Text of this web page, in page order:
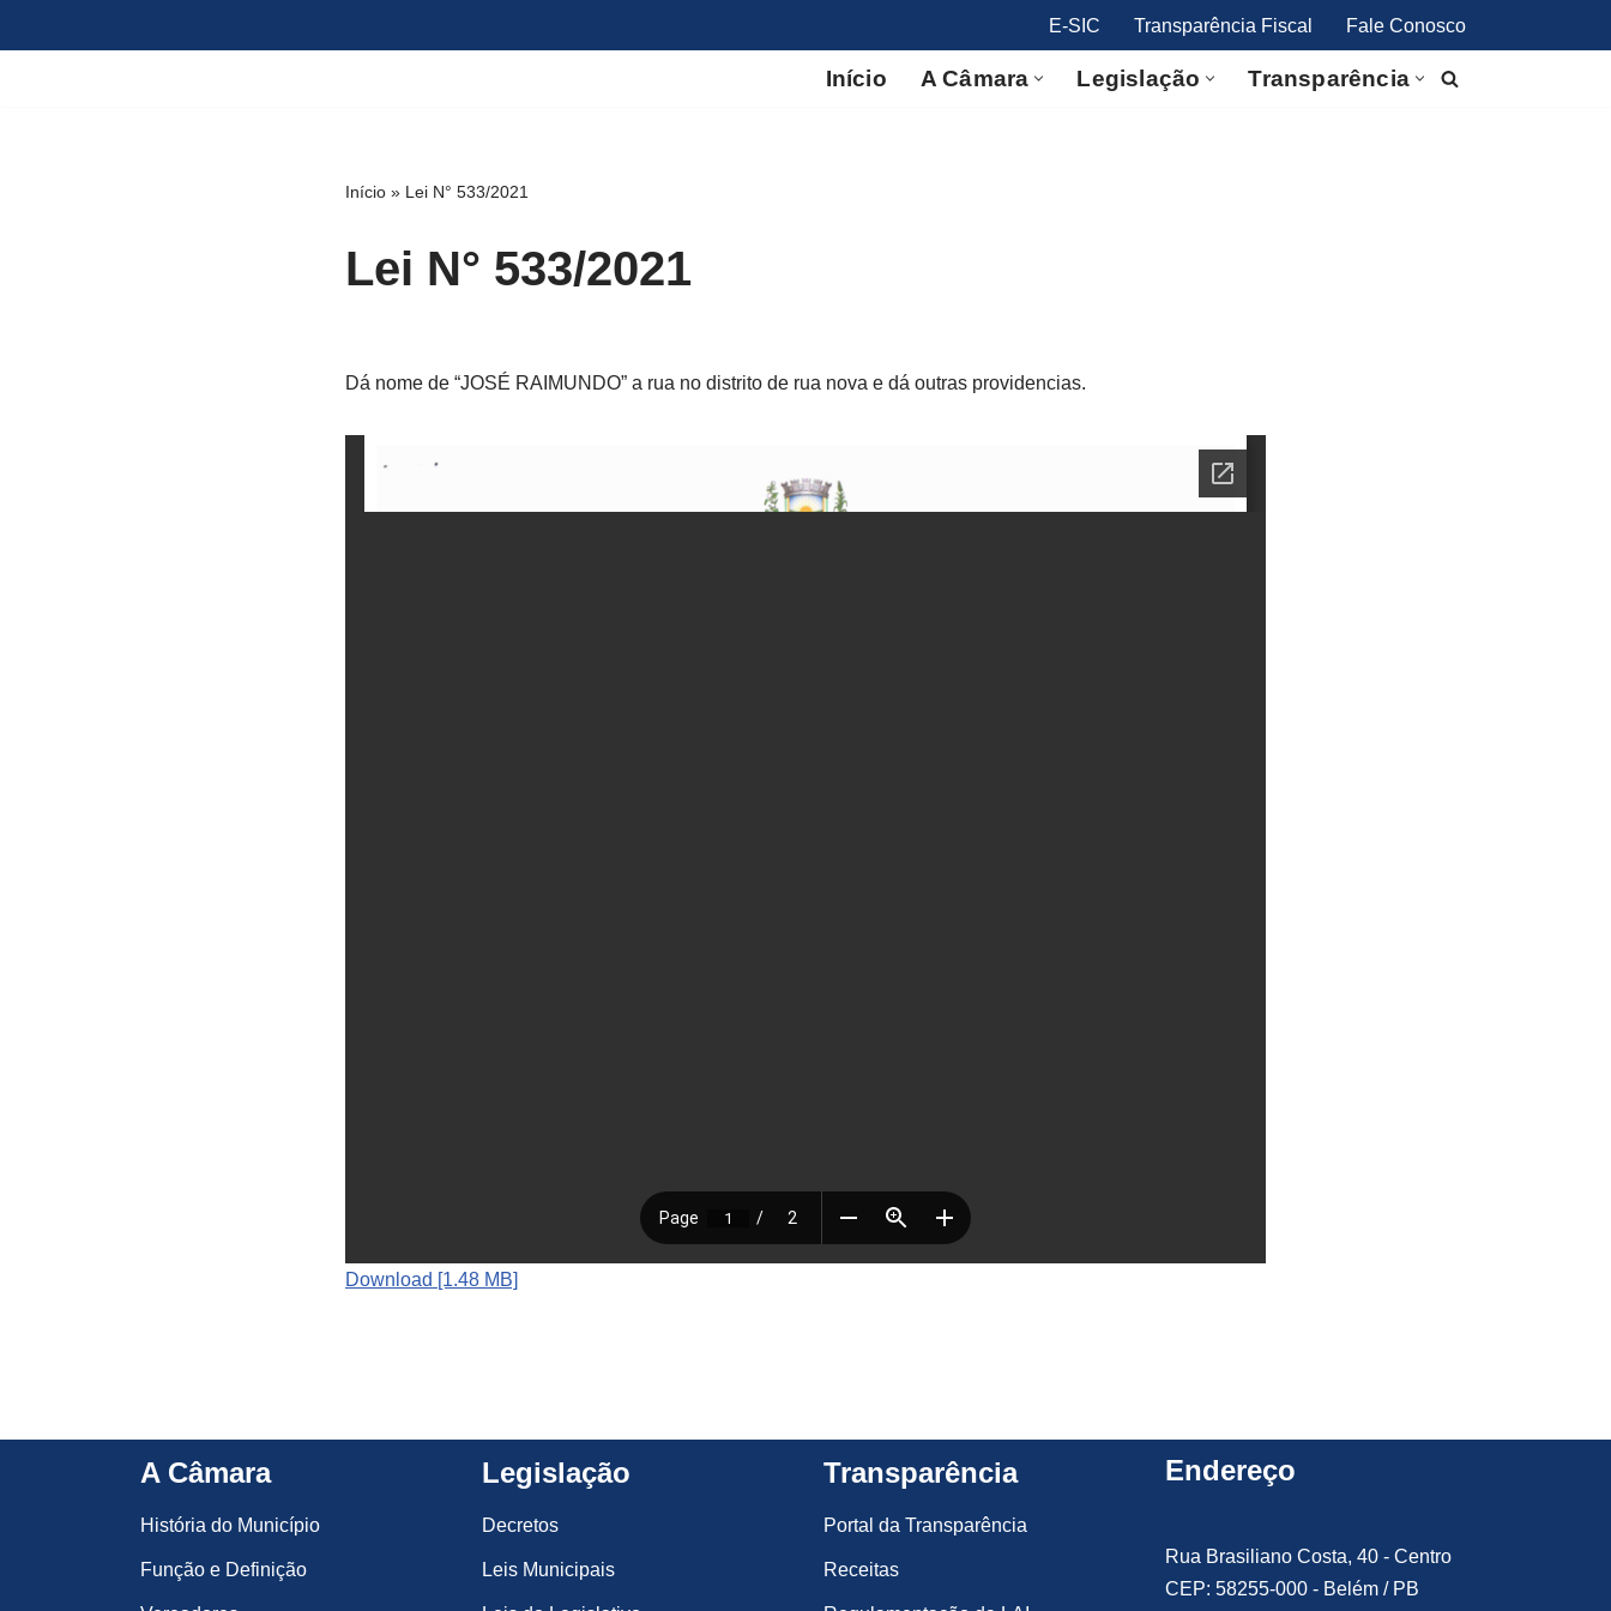
E-SIC Transparência Fiscal Fale Conosco
Início A Câmara Legislação Transparência
Início » Lei N° 533/2021
Lei N° 533/2021
Dá nome de “JOSÉ RAIMUNDO” a rua no distrito de rua nova e dá outras providencias.
Download [1.48 MB]
A Câmara
História do Município
Função e Definição
Legislação
Decretos
Leis Municipais
Transparência
Portal da Transparência
Receitas
Endereço
Rua Brasiliano Costa, 40 - Centro
CEP: 58255-000 - Belém / PB